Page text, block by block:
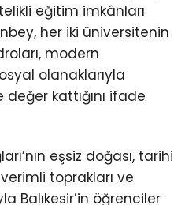
eğitim imkânları
her iki üniversitenin
modern
olanaklarıyla
kattığını ifade
eşsiz doğası, tarihi
toprakları ve
Balıkesir’in öğrenciler